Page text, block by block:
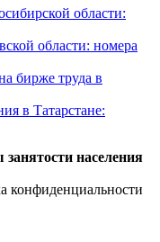
области:
области: номера
бирже труда в
в Татарстане:
населения
конфиденциальности